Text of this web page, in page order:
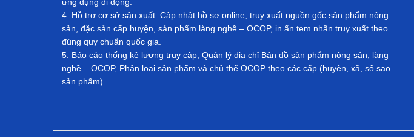
ứng dụng di động.
4. Hỗ trợ cơ sở sản xuất: Cập nhật hồ sơ online, truy xuất nguồn gốc sản phẩm nông
sản, đặc sản cấp huyện, sản phẩm làng nghề – OCOP, in ấn tem nhãn truy xuất theo
đúng quy chuẩn quốc gia.
5. Báo cáo thống kê lượng truy cập, Quản lý địa chỉ Bản đồ sản phẩm nông sản, làng
nghề – OCOP, Phân loại sản phẩm và chủ thể OCOP theo các cấp (huyện, xã, số sao
sản phẩm).